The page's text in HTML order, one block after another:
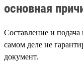
основная
Составление и
самом деле не
документ.